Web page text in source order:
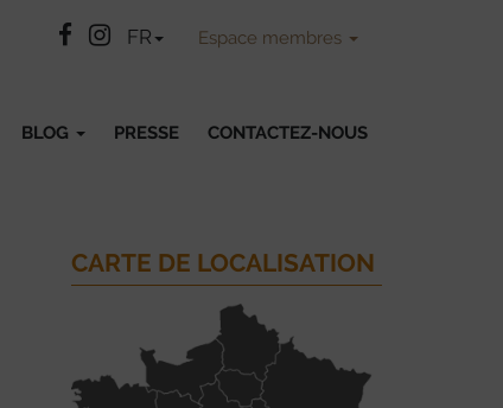
Facebook
Instatgram
FR Espace membres
BLOG PRESSE CONTACTEZ-NOUS
CARTE DE LOCALISATION